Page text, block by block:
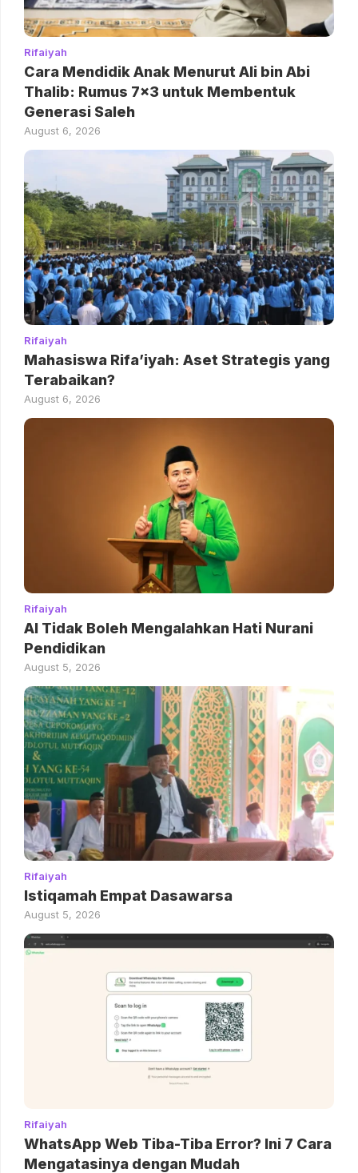
Rifaiyah
Cara Mendidik Anak Menurut Ali bin Abi
Thalib: Rumus 7×3 untuk Membentuk
Generasi Saleh
August 6, 2026
Rifaiyah
Mahasiswa Rifa’iyah: Aset Strategis yang
Terabaikan?
August 6, 2026
Rifaiyah
AI Tidak Boleh Mengalahkan Hati Nurani
Pendidikan
August 5, 2026
Rifaiyah
Istiqamah Empat Dasawarsa
August 5, 2026
Rifaiyah
WhatsApp Web Tiba-Tiba Error? Ini 7 Cara
Mengatasinya dengan Mudah